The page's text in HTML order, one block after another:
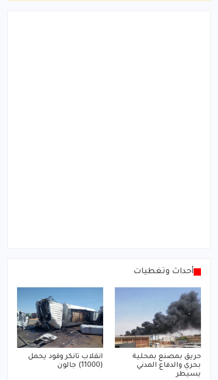
أحداث وتغطيات
حريق بمصنع بمحلية
بحري والدفاع المدني
يسيطر
انقلاب تانكر وقود يحمل
(11000) جالون